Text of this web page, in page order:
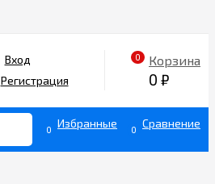
Вход
Регистрация
0 Корзина
0 ₽
0 Избранные 0 Сравнение